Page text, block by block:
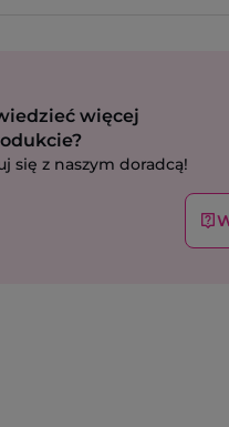
więcej
się z naszym doradcą!